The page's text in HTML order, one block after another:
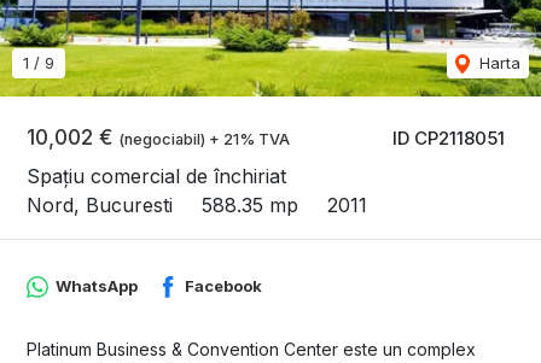
ID CP2118051
10,002 € (negociabil) + 21% TVA
Spațiu comercial de închiriat
Nord, Bucuresti
588.35 mp 2011
1 / 9 Harta
WhatsApp Facebook
Platinum Business & Convention Center este un complex